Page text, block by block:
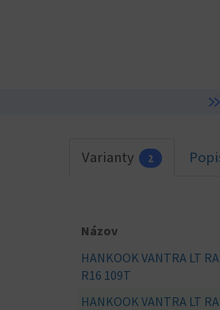
Varianty 2
Názov
HANKOOK VANTRA LT
R16 109T
HANKOOK VANTRA LT